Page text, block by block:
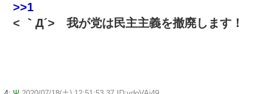
>>1
< ｀Д´> 我が党は民主主義を撤廃します！